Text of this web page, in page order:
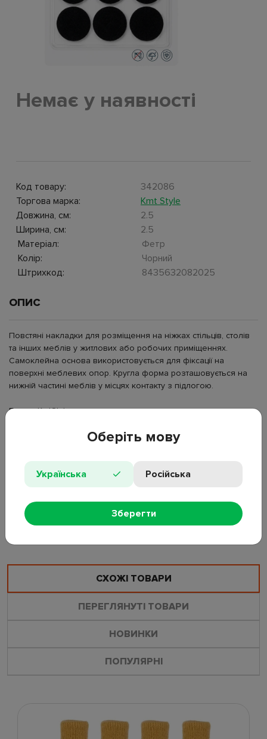
Немає у наявності
Код товару:
342086
Торгова марка:
Kmt Style
Довжина, см:
2.5
Ширина, см:
2.5
Матеріал:
Фетр
Колір:
Чорний
Штрихкод:
8435632082025
ОПИС
Повстяні накладки для розміщення на ніжках стільців, столів
та інших меблів у житлових або робочих приміщеннях.
Самоклейна основа використовується для фіксації на
поверхні меблевих опор. Кругла форма розташовується на
нижній частині меблів у місцях контакту з підлогою.
Бренд: KmtStyle;
Матеріал: фетр;
Колір: чорний;
Особливості: самоклейна основа.
ЗАЛИШИТИ ВІДГУК ЗАДАТИ ПИТАННЯ
СХОЖІ ТОВАРИ
ПЕРЕГЛЯНУТІ ТОВАРИ
НОВИНКИ
ПОПУЛЯРНІ
Оберіть мову
Українська Російська
Зберегти